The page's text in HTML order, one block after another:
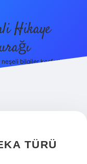
Hikaye
bilgiler keşfet!
TÜRÜ